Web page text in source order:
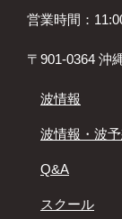
営業時間：
〒901-0364 沖
波情報
波情報・波
Q&A
スクール